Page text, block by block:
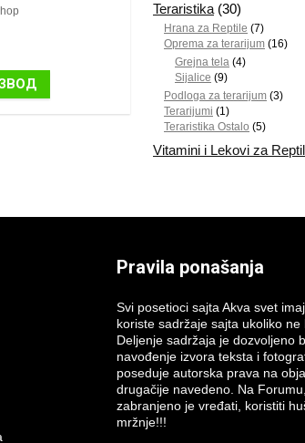
Teraristika (30)
Hrana za Reptile (7)
Oprema za terarijum (16)
Grejna tela (4)
Sijalice (9)
Podloga za terarijum (3)
Terarijumi (1)
Teraristika Ostalo (5)
Vitamini i Lekovi za
Pravila ponašanja
Svi posetioci sajta Akva svet
koriste sadržaje sajta ukoliko ne
Deljenje sadržaja je dozvoljeno
navođenje izvora teksta i
poseduje autorska prava na
drugačije navedeno. Na
zabranjeno je vređati, koristiti
mržnje!!!